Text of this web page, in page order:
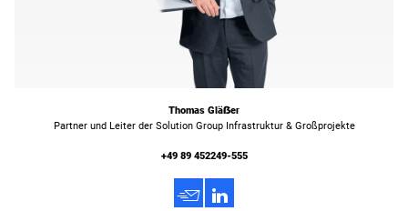
Thomas Gläẞer
Partner und Leiter der Solution Group Infrastruktur & Großprojekte
+49 89 452249-555
h 3